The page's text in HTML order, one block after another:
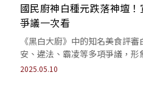
國民廚神白種元跌落神壇
爭議一次看
《黑白大廚》中的知名美食評
安、違法、霸凌等多項爭議，形
2025.05.10